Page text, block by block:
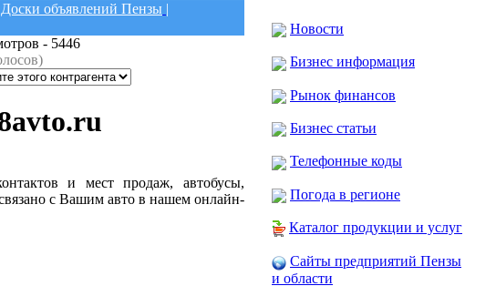
Доски объявлений Пензы |
-5446
и мест продаж, автобусы,
связано с Вашим авто в нашем онлайн-
Новости
Бизнес информация
Рынок финансов
Бизнес статьи
Телефонные коды
Погода в регионе
Каталог продукции и услуг
Сайты предприятий Пензы
и области